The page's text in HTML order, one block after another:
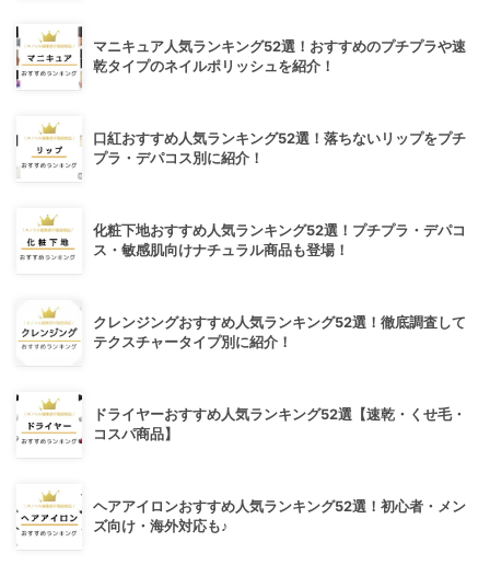
マニキュア人気ランキング52選！おすすめのプチプラや速
乾タイプのネイルポリッシュを紹介！
口紅おすすめ人気ランキング52選！落ちないリップをプチ
プラ・デパコス別に紹介！
化粧下地おすすめ人気ランキング52選！プチプラ・デパコ
ス・敏感肌向けナチュラル商品も登場！
クレンジングおすすめ人気ランキング52選！徹底調査して
テクスチャータイプ別に紹介！
ドライヤーおすすめ人気ランキング52選【速乾・くせ毛・
コスパ商品】
ヘアアイロンおすすめ人気ランキング52選！初心者・メン
ズ向け・海外対応も♪